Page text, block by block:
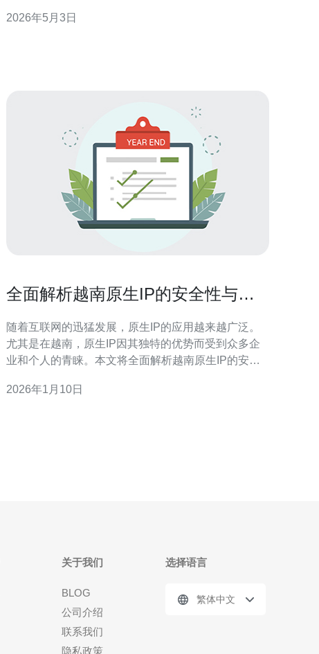
运营商协助与精细化网络调优，越南服务器访问亚洲
2026年5月3日
全面解析越南原生IP的安全性与可
随着互联网的迅猛发展，原生IP的应用越来越广泛。
尤其是在越南，原生IP因其独特的优势而受到众多企
业和个人的青睐。本文将全面解析越南原生IP的安全
主机和域名等技术领域的应用。 首先，我们需要明确
2026年1月10日
关于我们
BLOG
公司介绍
联系我们
隐私政策
选择语言
繁体中文